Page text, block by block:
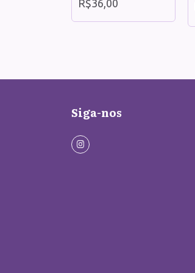
R$36,00
Siga-nos